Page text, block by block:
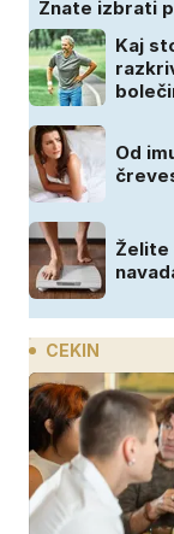
Znate izbrati
Kaj
Od
Želite
CEKIN